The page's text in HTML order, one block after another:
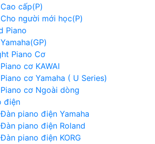
Cao cấp(P)
Cho người mới học(P)
Piano
Yamaha(GP)
Piano Cơ
Piano cơ KAWAI
Piano cơ Yamaha ( U Series)
Piano cơ Ngoài dòng
điện
Đàn piano điện Yamaha
Đàn piano điện Roland
Đàn piano điện KORG